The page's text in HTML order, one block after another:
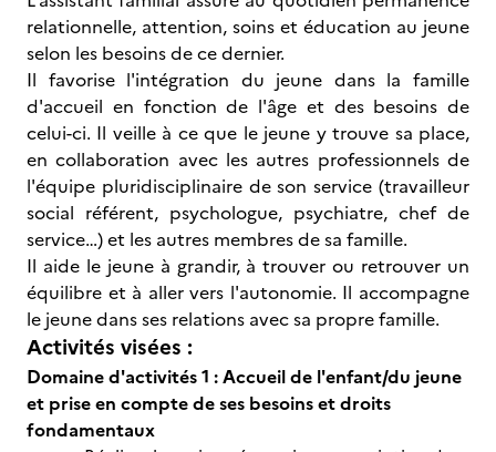
relationnelle, attention, soins et éducation au jeune
selon les besoins de ce dernier.
Il favorise l'intégration du jeune dans la famille
d'accueil en fonction de l'âge et des besoins de
celui-ci. Il veille à ce que le jeune y trouve sa place,
en collaboration avec les autres professionnels de
l'équipe pluridisciplinaire de son service (travailleur
social référent, psychologue, psychiatre, chef de
service…) et les autres membres de sa famille.
Il aide le jeune à grandir, à trouver ou retrouver un
équilibre et à aller vers l'autonomie. Il accompagne
le jeune dans ses relations avec sa propre famille.
Activités visées :
Domaine d'activités 1 : Accueil de l'enfant/du jeune
et prise en compte de ses besoins et droits
fondamentaux